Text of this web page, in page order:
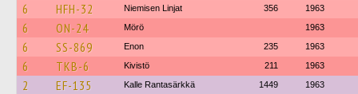
6 HFH-32 Niemisen Linjat 356 1963
6 ON-24 Mörö 1963
6 SS-869 Enon 235 1963
6 TKB-6 Kivistö 211 1963
2 EF-135 Kalle Rantasärkkä 1449 1963